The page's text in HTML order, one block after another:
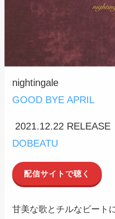
nightingale
GOOD BYE APRIL
2021.12.22 RELEASE
DOBEATU
配信サイトで聴く
甘美な歌とチルなビート